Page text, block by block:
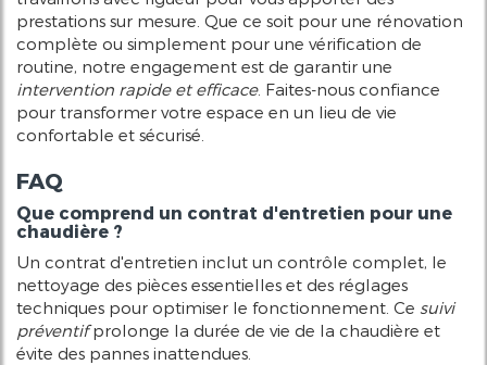
prestations sur mesure. Que ce soit pour une rénovation
complète ou simplement pour une vérification de
routine, notre engagement est de garantir une
intervention rapide et efficace. Faites-nous confiance
pour transformer votre espace en un lieu de vie
confortable et sécurisé.
FAQ
Que comprend un contrat d'entretien pour une
chaudière ?
Un contrat d'entretien inclut un contrôle complet, le
nettoyage des pièces essentielles et des réglages
techniques pour optimiser le fonctionnement. Ce suivi
préventifprolonge la durée de vie de la chaudière et
évite des pannes inattendues.